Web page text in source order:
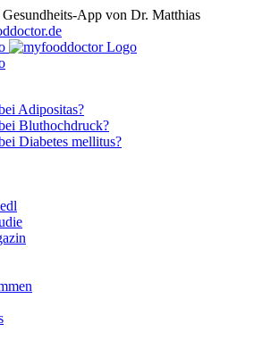
App von Dr. Matthias
Adipositas?
Bluthochdruck?
Diabetes mellitus?